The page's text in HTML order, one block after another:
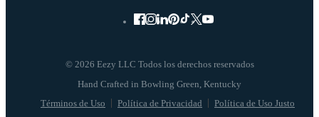
© 2026 Eezy LLC Todos los derechos reservados
Términos de Uso Política de Privacidad Política de Uso Justo